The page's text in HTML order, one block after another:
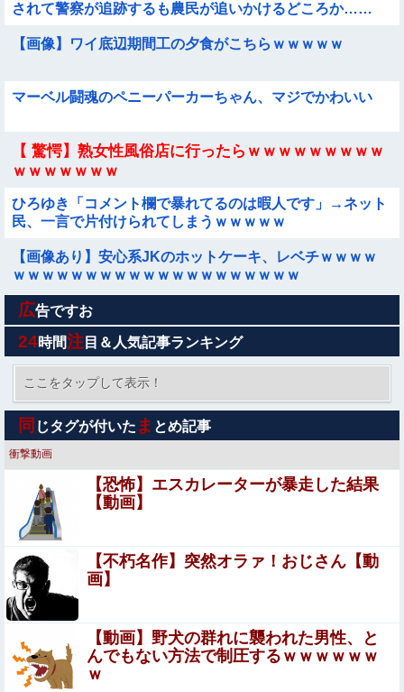
されて警察が追跡するも農民が追いかけるどころか……
【画像】ワイ底辺期間工の夕食がこちらｗｗｗｗｗ
マーベル闘魂のペニーパーカーちゃん、マジでかわいい
【 驚愕】熟女性風俗店に行ったらｗｗｗｗｗｗｗｗｗ
ｗｗｗｗｗｗｗ
ひろゆき「コメント欄で暴れてるのは暇人です」→ネット
民、一言で片付けられてしまうｗｗｗｗｗ
【画像あり】安心系JKのホットケーキ、レベチｗｗｗｗ
ｗｗｗｗｗｗｗｗｗｗｗｗｗｗｗｗｗｗｗｗ
激震地の熊本県氷川町に共産党、社民党、立憲民政党等の
左派の救援は影すら見えず。住民苦言
【悲報】米倉涼子さん、フライデーに不意討ちされてしま
うｗｗｗｗｗ（画像あり）
【画像】 山之内すず、お●ぱいが聳え立つｗｗｗｗｗｗｗ
ｗ
【画像】 オタサーの姫、大集合させたったｗｗｗｗｗｗｗ
ｗｗｗ
【悲報】若手有望騎手（20）が素行不良で師匠の調教師を
激怒させてしまい引退に追い込まれそう
離婚調停中のトメ発言「躾のなってない嫁に虐げられる息
子が可哀想で可哀想で。私達夫婦は夜も眠れず主人は心臓
病で倒れた。嫁子はヒトゴロシだ。逮捕して欲しい」
【画像】 こういう『横乳』が見える服装ｗｗｗｗｗｗ
ｗｗｗｗｗｗ
【ナイトレイン】 今日も「敵倒アーツ＋1、物攻4、最大
広告ですお
24時間注 目＆人気記事ランキング
ここをタップして表示！
同 じタグが付いた ま とめ記事
衝撃動画
【恐怖】エスカレーターが暴走した結果
【動画】
【不朽名作】突然オラァ！おじさん【動
画】
【動画】野犬の群れに襲われた男性、と
んでもない方法で制圧するｗｗｗｗｗｗ
ｗ